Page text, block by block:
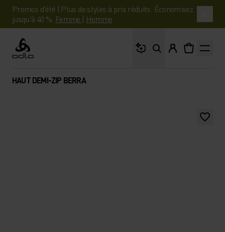
Promos d'été | Plus de styles à prix réduits. Économisez
jusqu'à 40 %. Femme | Homme
Odlo
HAUT DEMI-ZIP BERRA